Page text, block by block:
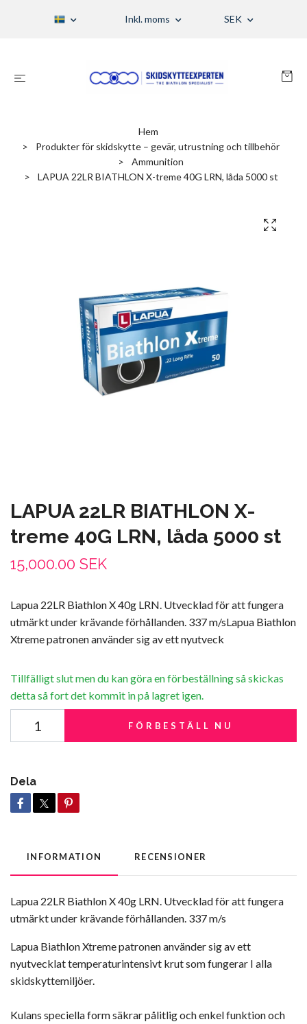
Inkl. moms SEK
Hem
Produkter för skidskytte – gevär, utrustning och tillbehör
Ammunition
LAPUA 22LR BIATHLON X-treme 40G LRN, låda 5000 st
LAPUA 22LR BIATHLON X-
treme 40G LRN, låda 5000 st
15,000.00 SEK
Lapua 22LR Biathlon X 40g LRN. Utvecklad för att fungera
utmärkt under krävande förhållanden. 337 m/sLapua Biathlon
Xtreme patronen använder sig av ett nyutveck
Tillfälligt slut men du kan göra en förbeställning så skickas
detta så fort det kommit in på lagret igen.
FÖRBESTÄLL NU
Dela
INFORMATION RECENSIONER
Lapua 22LR Biathlon X 40g LRN. Utvecklad för att fungera
utmärkt under krävande förhållanden. 337 m/s
Lapua Biathlon Xtreme patronen använder sig av ett
nyutvecklat temperaturintensivt krut som fungerar I alla
skidskyttemiljöer.
Kulans speciella form säkrar pålitlig och enkel funktion och